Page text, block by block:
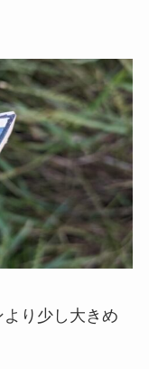
り少し大きめ